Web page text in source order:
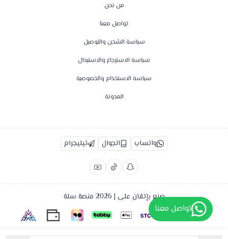
من نحن
تواصل معنا
سياسة الشحن والتوصيل
سياسة الاسترجاع والاستبدال
سياسة الاستخدام والخصوصية
المدونة
واتساب الجوال تيليجرام
صنع بإتقان على | 2026 منصة سلة
تواصل معنا